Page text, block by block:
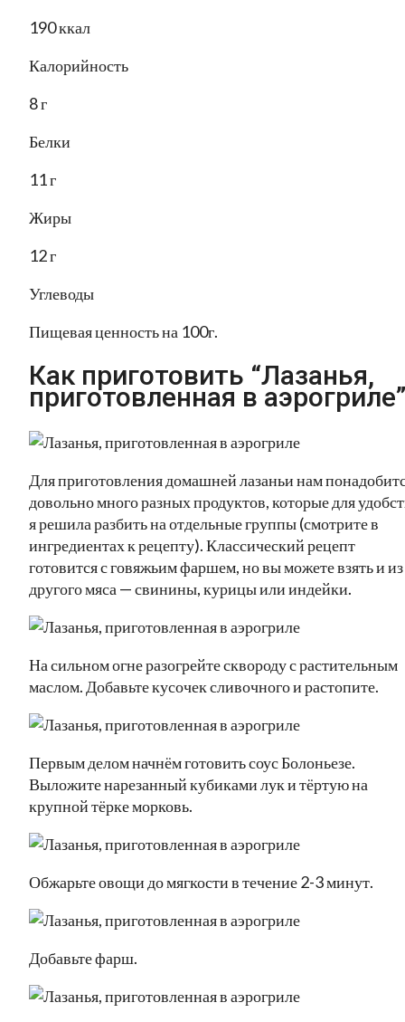
190 ккал
Калорийность
8 г
Белки
11 г
Жиры
12 г
Углеводы
Пищевая ценность на 100г.
Как приготовить “Лазанья,
приготовленная в аэрогриле”
Для приготовления домашней лазаньи нам
довольно много разных продуктов, которые для
я решила разбить на отдельные группы (смотрите в
ингредиентах к рецепту). Классический рецепт
готовится с говяжьим фаршем, но вы можете взять и из
другого мяса — свинины, курицы или индейки.
На сильном огне разогрейте сквороду с растительным
маслом. Добавьте кусочек сливочного и растопите.
Первым делом начнём готовить соус Болоньезе.
Выложите нарезанный кубиками лук и тёртую на
крупной тёрке морковь.
Обжарьте овощи до мягкости в течение 2-3 минут.
Добавьте фарш.